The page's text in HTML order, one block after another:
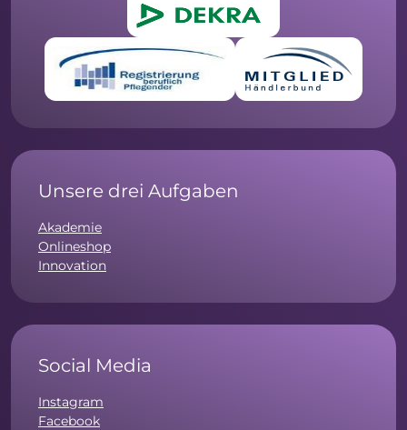
Unsere drei Aufgaben
Akademie
Onlineshop
Innovation
Social Media
Instagram
Facebook